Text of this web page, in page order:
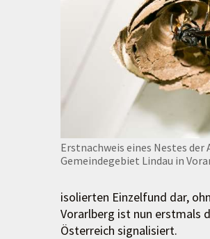
Erstnachweis eines Nestes
Gemeindegebiet Lindau in
isolierten Einzelfund dar,
Vorarlberg ist nun erstmals
Österreich signalisiert.